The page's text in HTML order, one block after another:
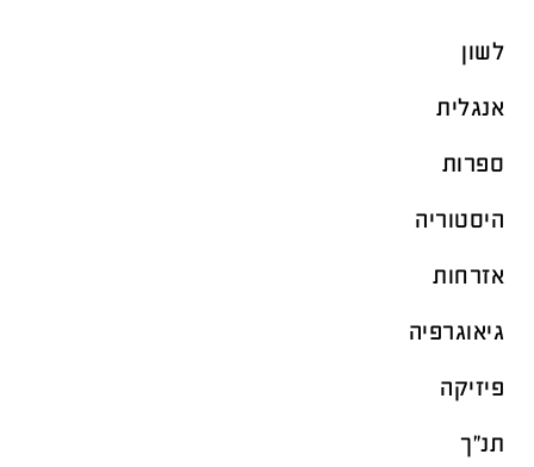
לשון
אנגלית
ספרות
היסטוריה
אזרחות
גיאוגרפיה
פיזיקה
תנ"ך